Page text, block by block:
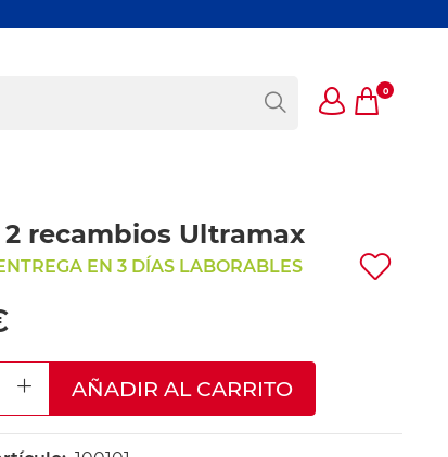
0
recambios Ultramax
EN 3 DÍAS LABORABLES
QUANTITY
INCREASE QUANTITY
AÑADIR AL CARRITO